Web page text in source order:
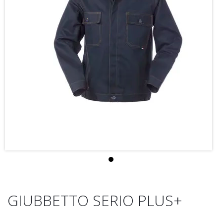
GIUBBETTO SERIO PLUS+